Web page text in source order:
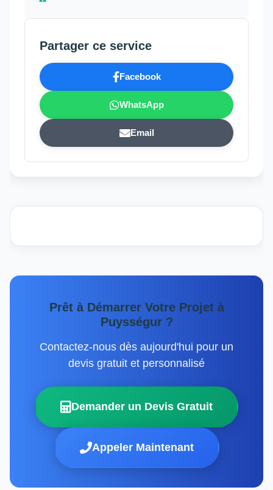
Partager ce service
Facebook
WhatsApp
Email
Prêt à Démarrer Votre Projet à
Puysségur ?
Contactez-nous dès aujourd'hui pour un
devis gratuit et personnalisé
Demander un Devis Gratuit
Appeler Maintenant